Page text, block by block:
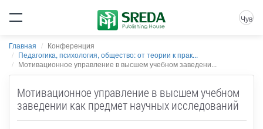
Чув
Главная
Конференция
Педагогика, психология, общество: от теории к прак...
Мотивационное управление в высшем учебном заведени...
Мотивационное управление в высшем учебном
заведении как предмет научных исследований